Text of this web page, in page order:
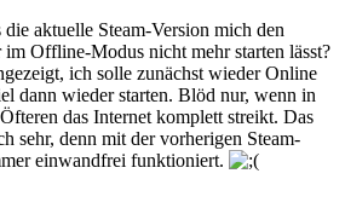
die aktuelle Steam-Version mich den
im Offline-Modus nicht mehr starten lässt?
ich solle zunächst wieder Online
dann wieder starten. Blöd nur, wenn in
das Internet komplett streikt. Das
sehr, denn mit der vorherigen Steam-
einwandfrei funktioniert.